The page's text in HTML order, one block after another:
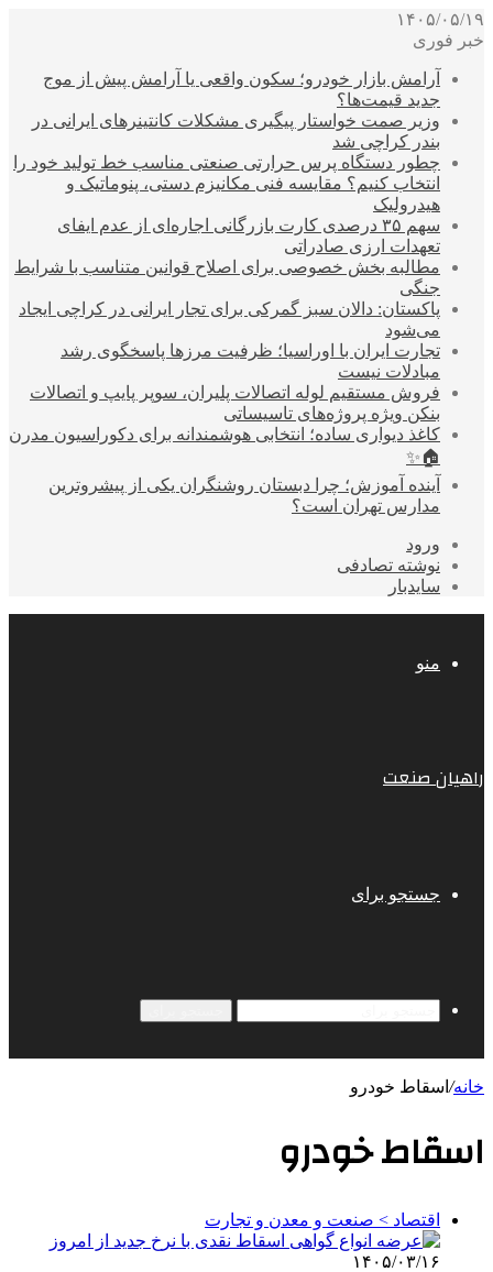
۱۴۰۵/۰۵/۱۹
خبر فوری
آرامش بازار خودرو؛ سکون واقعی یا آرامش پیش از موج
جدید قیمت‌ها؟
وزیر صمت خواستار پیگیری مشکلات کانتینرهای ایرانی در
بندر کراچی شد
چطور دستگاه پرس حرارتی صنعتی مناسب خط تولید خود را
انتخاب کنیم؟ مقایسه فنی مکانیزم دستی، پنوماتیک و
هیدرولیک
سهم ۳۵ درصدی کارت بازرگانی اجاره‌ای از عدم ایفای
تعهدات ارزی صادراتی
مطالبه بخش خصوصی برای اصلاح قوانین متناسب با شرایط
جنگی
پاکستان: دالان سبز گمرکی برای تجار ایرانی در کراچی ایجاد
می‌شود
تجارت ایران با اوراسیا؛ ظرفیت مرزها پاسخگوی رشد
مبادلات نیست
فروش مستقیم لوله اتصالات پلیران، سوپر پایپ و اتصالات
بنکن ویژه پروژه‌های تاسیساتی
کاغذ دیواری ساده؛ انتخابی هوشمندانه برای دکوراسیون مدرن
🏠✨
آینده آموزش؛ چرا دبستان روشنگران یکی از پیشروترین
مدارس تهران است؟
ورود
نوشته تصادفی
سایدبار
منو
راهیان صنعت
جستجو برای
خانه/ اسقاط خودرو
اسقاط خودرو
اقتصاد > صنعت و معدن و تجارت
۱۴۰۵/۰۳/۱۶